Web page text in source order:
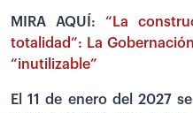
MIRA AQUÍ: “La
totalidad”: La
“inutilizable”
El 11 de enero del 2027